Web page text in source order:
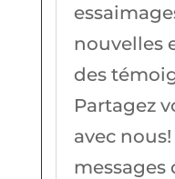
nouvelles
des
Partagez
avec
messages